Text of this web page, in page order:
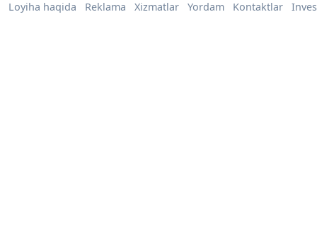
Loyiha haqida Reklama Xizmatlar Yordam Kontaktlar